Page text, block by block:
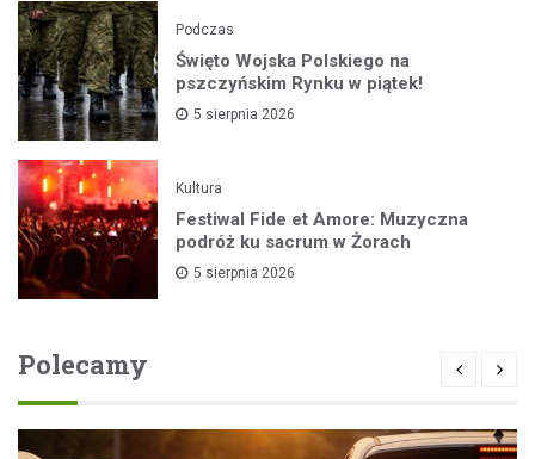
Podczas
Święto Wojska Polskiego na
pszczyńskim Rynku w piątek!
5 sierpnia 2026
Kultura
Festiwal Fide et Amore: Muzyczna
podróż ku sacrum w Żorach
5 sierpnia 2026
Polecamy